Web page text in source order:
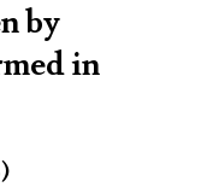
by
in